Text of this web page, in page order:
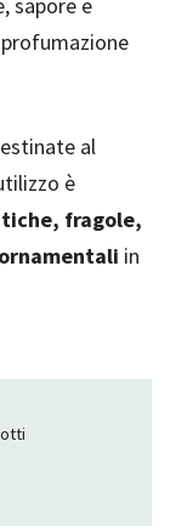
al
è
fragole,
in